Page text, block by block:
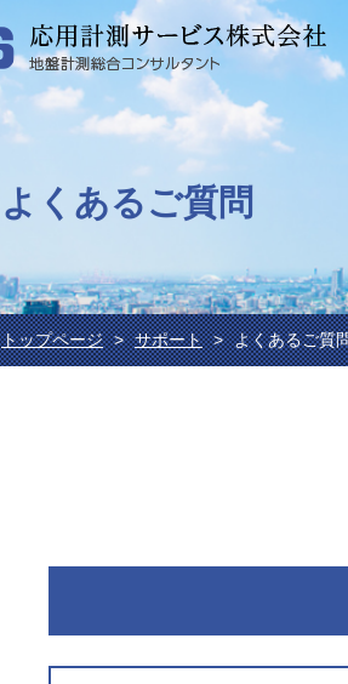
よくあるご質問
トップページ サポート よくあるご質